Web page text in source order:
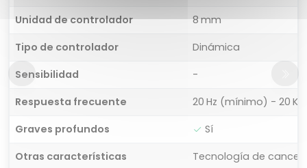
Unidad de controlador
8 mm
Tipo de controlador
Dinámica
Sensibilidad
-
Respuesta frecuente
20 Hz (mínimo) - 20
Graves profundos
Sí
Otras características
Tecnología de